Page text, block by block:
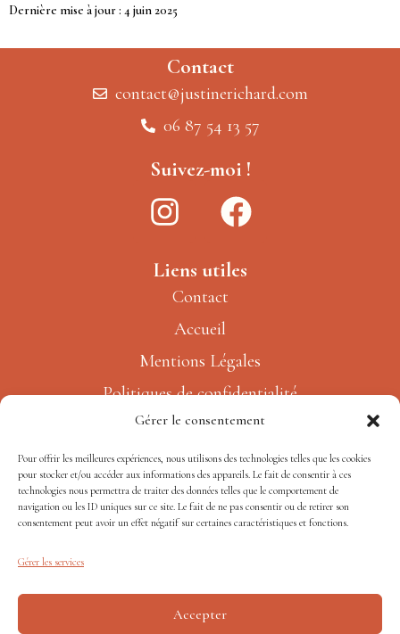
Gérer le consentement
Pour offrir les meilleures expériences, nous utilisons des technologies telles que les cookies
pour stocker et/ou accéder aux informations des appareils. Le fait de consentir à ces
technologies nous permettra de traiter des données telles que le comportement de
navigation ou les ID uniques sur ce site. Le fait de ne pas consentir ou de retirer son
consentement peut avoir un effet négatif sur certaines caractéristiques et fonctions.
Gérer les services
Accepter
Dernière mise à jour : 4 juin 2025
Contact
contact@justinerichard.com
06 87 54 13 57
Suivez-moi !
Liens utiles
Contact
Accueil
Mentions Légales
Politiques de confidentialité